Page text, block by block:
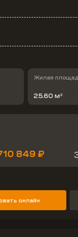
Жилая
25.60 м 2
849 ₽
онлайн